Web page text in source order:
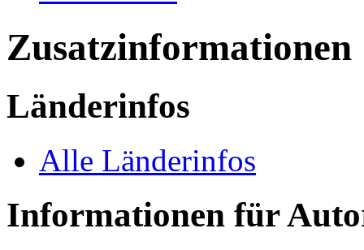
Zusatzinformationen
Länderinfos
Alle Länderinfos
Informationen für